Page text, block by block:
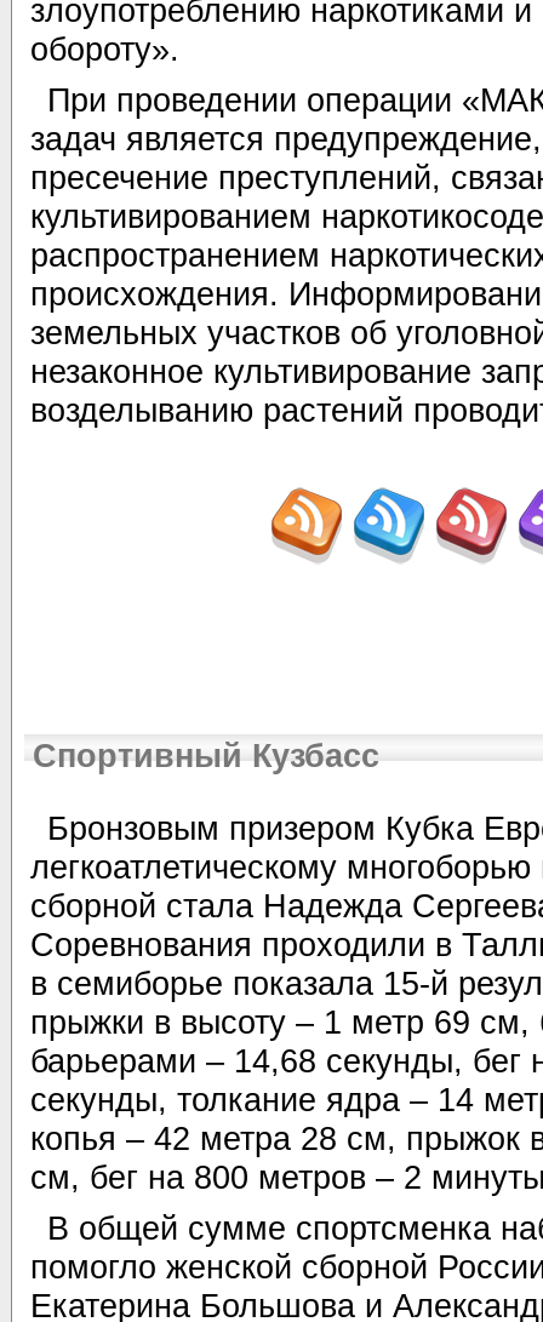
злоупотреблению наркотиками
обороту».
При проведении операции
задач является
пресечение преступлений,
культивированием
распространением
происхождения.
земельных участков об
незаконное культивирование
возделыванию растений
Спортивный Кузбасс
Бронзовым призером Кубка
легкоатлетическому
сборной стала Надежда
Соревнования проходили в
в семиборье показала 15-й
прыжки в высоту – 1 метр 69 см,
барьерами – 14,68 секунды, бег
секунды, толкание ядра – 14
копья – 42 метра 28 см, прыжок
см, бег на 800 метров – 2
В общей сумме спортсменка
помогло женской сборной
Екатерина Большова и